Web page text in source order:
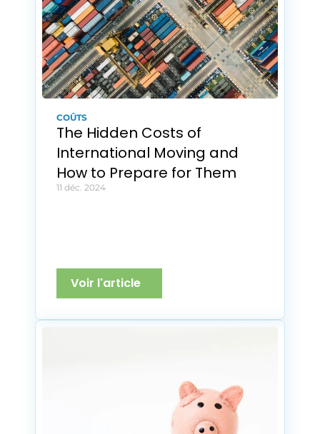
COÛTS
The Hidden Costs of
International Moving and
How to Prepare for Them
11 déc. 2024
Voir l'article